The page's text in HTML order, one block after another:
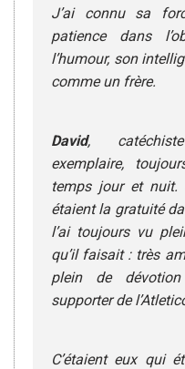
J’ai connu sa
patience dans
l’humour, son
comme un frère.
David,
exemplaire,
temps jour et nuit.
étaient la gratuité
l’ai toujours vu
qu’il faisait : très
plein de
supporter de
C’étaient eux qui